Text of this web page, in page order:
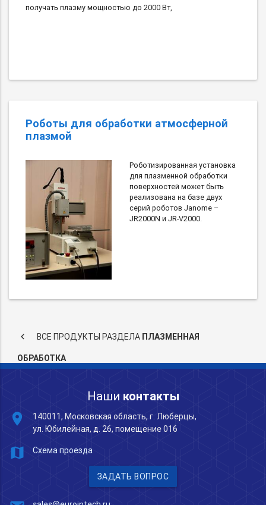
получать плазму мощностью до 2000 Вт,
Роботы для обработки атмосферной
плазмой
Роботизированная установка
для плазменной обработки
поверхностей может быть
реализована на базе двух
серий роботов Janome –
JR2000N и JR-V2000.
keyboard_arrow_left ВСЕ ПРОДУКТЫ РАЗДЕЛА ПЛАЗМЕННАЯ
ОБРАБОТКА
Наши контакты
place
140011, Московская область, г. Люберцы,
ул. Юбилейная, д. 26, помещение 016
map Схема проезда
ЗАДАТЬ ВОПРОС